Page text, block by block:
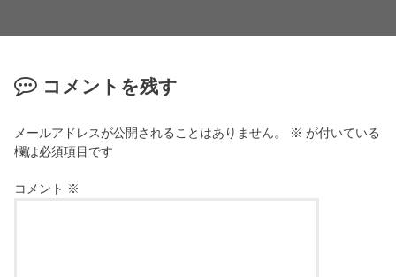
コメントを残す
メールアドレスが公開されることはありません。 ※ が付いている
欄は必須項目です
コメント ※